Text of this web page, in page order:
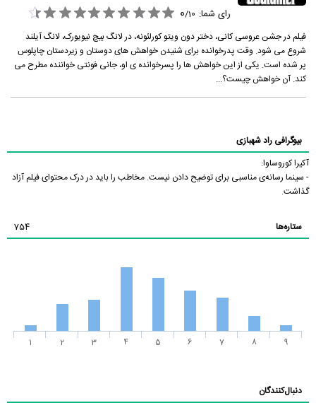
رای شما: 0/10
فیلم در جشن عروسی کانی، دختر دون ویتو کورلئونه، در لانگ بیچ نیویورک، لانگ آیلند
شروع می شود. وقت پدرخوانده برای شنیدن خواهش های دوستان و زیردستان چاپلوس
پر شده است. یکی از این خواهش ها را پسرخوانده ی او، جانی فونتی خواننده مطرح می
کند. آن خواهش چیست؟...
بیوگرافی راد شهبازی
آکیرا کوروساوا:
- سینما رسانه‌ی مناسبی برای توضیح دادن نیست. مخاطب را باید در درک محتوای فیلم آزاد
گذاشت.
ستاره‌ها 754
1 2 3 4 5 6 7 8 9
دنبال‌کنندگان